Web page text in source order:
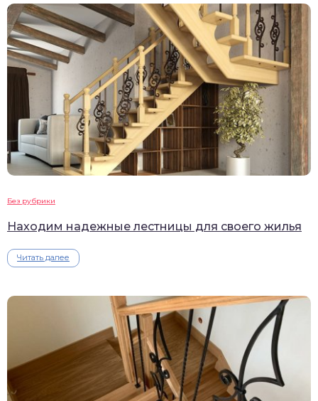
Без рубрики
Находим надежные лестницы для своего жилья
Читать далее